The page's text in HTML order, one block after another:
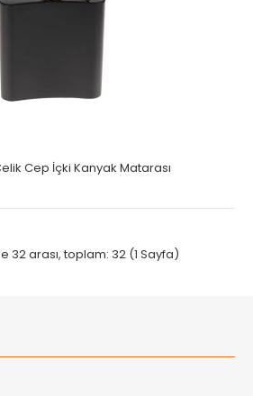
Cep İçki Kanyak Matarası
32 arası, toplam: 32 (1 Sayfa)